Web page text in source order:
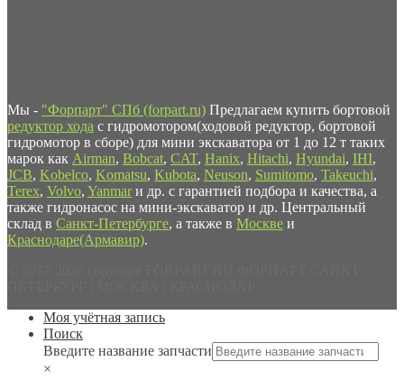
Мы - "Форпарт" СПб (forpart.ru) Предлагаем купить бортовой
редуктор хода с гидромотором(ходовой редуктор, бортовой
гидромотор в сборе) для мини экскаватора от 1 до 12 т таких
марок как Airman, Bobcat, CAT, Hanix, Hitachi, Hyundai, IHI,
JCB, Kobelco, Komatsu, Kubota, Neuson, Sumitomo, Takeuchi,
Terex, Volvo, Yanmar и др. с гарантией подбора и качества, а
также гидронасос на мини-экскаватор и др. Центральный
склад в Санкт-Петербурге, а также в Москве и
Краснодаре(Армавир).
Моя учётная запись
Поиск
Введите название запчасти
×